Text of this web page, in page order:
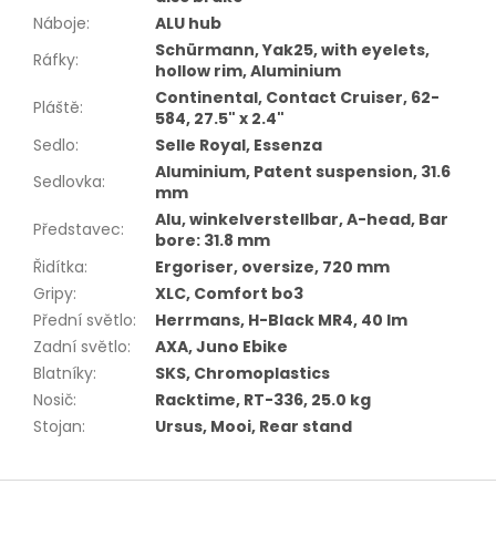
Náboje:
ALU hub
Ráfky:
Schürmann, Yak25, with eyelets,
hollow rim, Aluminium
Pláště:
Continental, Contact Cruiser, 62-
584, 27.5" x 2.4"
Sedlo:
Selle Royal, Essenza
Sedlovka:
Aluminium, Patent suspension, 31.6
mm
Představec:
Alu, winkelverstellbar, A-head, Bar
bore: 31.8 mm
Řidítka:
Ergoriser, oversize, 720 mm
Gripy:
XLC, Comfort bo3
Přední světlo:
Herrmans, H-Black MR4, 40 lm
Zadní světlo:
AXA, Juno Ebike
Blatníky:
SKS, Chromoplastics
Nosič:
Racktime, RT-336, 25.0 kg
Stojan: Ursus, Mooi, Rear stand
Z